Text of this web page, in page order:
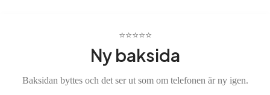
⭐️⭐️⭐️⭐️⭐️
Ny baksida
Baksidan byttes och det ser ut som om telefonen är ny igen.